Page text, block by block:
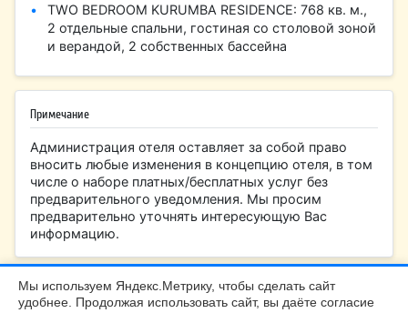
TWO BEDROOM KURUMBA RESIDENCE: 768 кв. м.,
2 отдельные спальни, гостиная со столовой зоной
и верандой, 2 собственных бассейна
Примечание
Администрация отеля оставляет за собой право
вносить любые изменения в концепцию отеля, в том
числе о наборе платных/бесплатных услуг без
предварительного уведомления. Мы просим
предварительно уточнять интересующую Вас
информацию.
БалтТур Калининград |+7 (4012) 99-45-40
Мы используем Яндекс.Метрику, чтобы сделать сайт
удобнее. Продолжая использовать сайт, вы даёте согласие